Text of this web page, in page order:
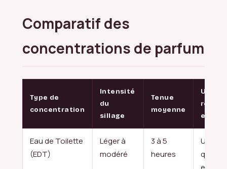
Comparatif des
concentrations de parfum
Type de
concentration
Intensité
du
sillage
Tenue
moyenne
Usage
en
Eau de Toilette
(EDT)
Léger à
modéré
3 à 5
heures
Usage